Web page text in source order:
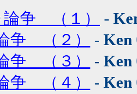
論争 （１） -
争 （２）
- Ken
争 （３）
- Ken
争 （４）
- Ken